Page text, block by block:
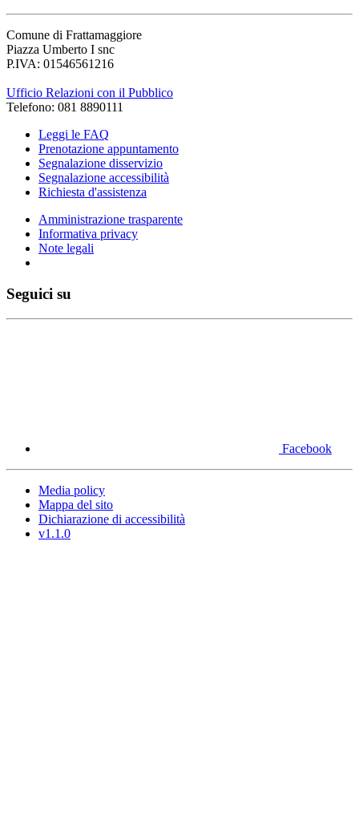
Comune di Frattamaggiore
Piazza Umberto I snc
P.IVA: 01546561216
Ufficio Relazioni con il Pubblico
Telefono: 081 8890111
Leggi le FAQ
Prenotazione appuntamento
Segnalazione disservizio
Segnalazione accessibilità
Richiesta d'assistenza
Amministrazione trasparente
Informativa privacy
Note legali
Seguici su
Facebook
Media policy
Mappa del sito
Dichiarazione di accessibilità
v1.1.0